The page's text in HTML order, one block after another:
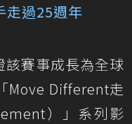
走過25週年
賽事成長為全球
Move Different走
）」系列影